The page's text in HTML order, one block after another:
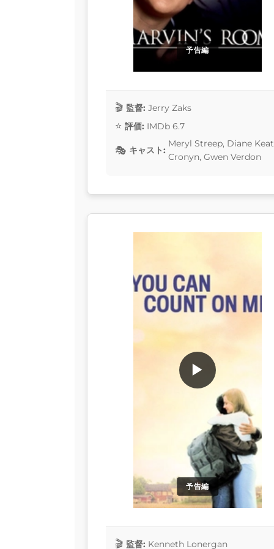
予告編
監督: Jerry Zaks
評価: IMDb 6.7
キャスト:
Meryl Streep, Diane
Cronyn, Gwen Verdon
予告編
▶
監督: Kenneth Lonergan